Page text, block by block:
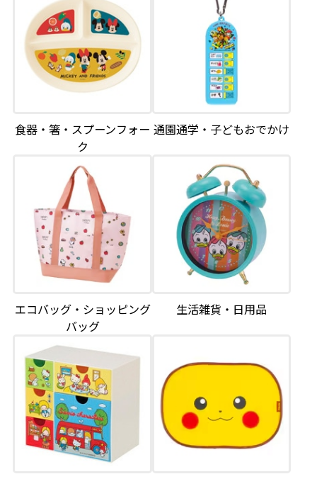
食器・箸・スプーンフォー
ク
通園通学・子どもおでかけ
エコバッグ・ショッピング
バッグ
生活雑貨・日用品